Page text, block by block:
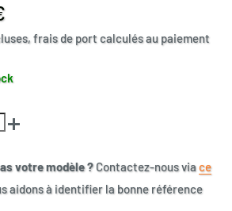
frais de port calculés au paiement
votre modèle ?Contactez-nous viace
aidons à identifier la bonne référence